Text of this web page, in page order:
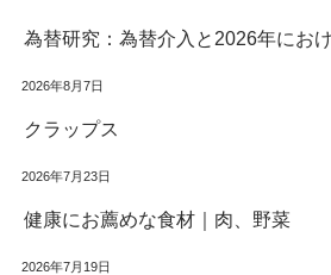
為替研究：為替介入と2026年にお
2026年8月7日
クラップス
2026年7月23日
健康にお薦めな食材｜肉、野菜
2026年7月19日